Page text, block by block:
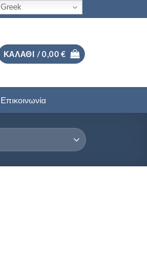
ΚΑΛΆΘΙ /0,00€
Επικοινωνία
Greek